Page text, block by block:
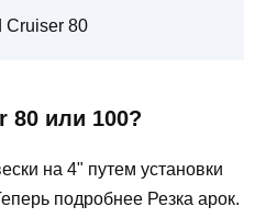
Cruiser 80
80 или 100?
на 4" путем установки
подробнее Резка арок.